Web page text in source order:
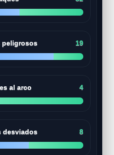
peligrosos 19
al arco 4
desviados 8